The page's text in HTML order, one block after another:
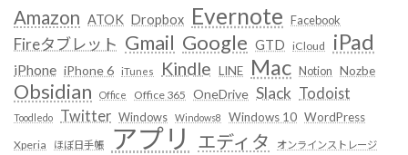
Amazon ATOK Dropbox Evernote Facebook
Fireタブレット Gmail Google GTD iCloud iPad
iPhone iPhone 6 iTunes Kindle LINE Mac Notion Nozbe
Obsidian Office Office 365 OneDrive Slack Todoist
Toodledo Twitter Windows Windows8 Windows 10 WordPress
Xperia ほぼ日手帳 アプリ エディタ オンラインストレージ